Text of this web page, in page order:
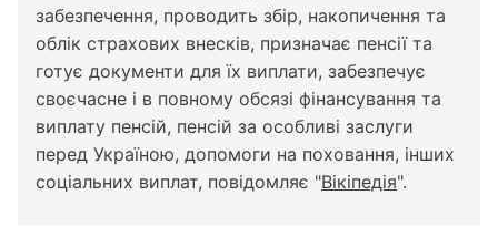
забезпечення, проводить збір, накопичення та
облік страхових внесків, призначає пенсії та
готує документи для їх виплати, забезпечує
своєчасне і в повному обсязі фінансування та
виплату пенсій, пенсій за особливі заслуги
перед Україною, допомоги на поховання, інших
соціальних виплат, повідомляє "Вікіпедія".